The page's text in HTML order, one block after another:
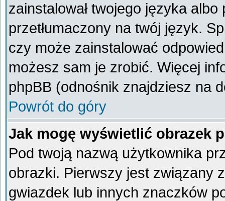
zainstalował twojego języka
przetłumaczony na twój język.
czy może zainstalować
możesz sam je zrobić. Więcej
phpBB (odnośnik znajdziesz na
Powrót do góry
Jak mogę wyświetlić obrazek
Pod twoją nazwą użytkownika
obrazki. Pierwszy jest związany
gwiazdek lub innych znaczków